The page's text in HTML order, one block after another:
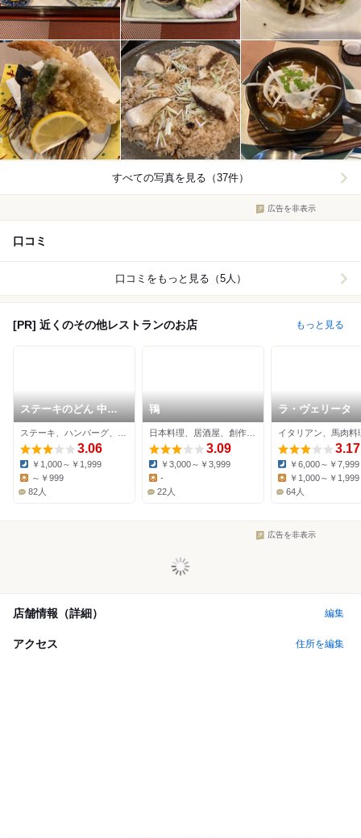
すべての写真を見る（37件）
広告を非表示
口コミ
口コミをもっと見る（5人）
[PR] 近くのその他レストランのお店 もっと見る
ステーキのどん 中環
柴原店
3.06
Dinner:
￥1,000～￥1,999
Lunch:
～￥999
82人
鴇
3.09
Dinner:
￥3,000～￥3,999
Lunch:
-
22人
ラ・ヴェリータ
3.17
Dinner:
￥6,000～￥7,999
Lunch:
￥1,000～￥1,999
64人
広告を非表示
店舗情報（詳細） 編集
アクセス 住所を編集